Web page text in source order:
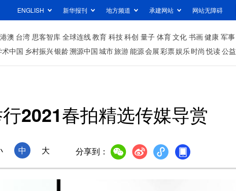
ENGLISH 新华报刊 地方频道 承建网站 网站无障碍
港澳 台湾 思客智库 全球连线教育 科技科创 量子 体育文化 书画健康 军事
术中国 乡村振兴银龄溯源中国城市旅游能源会展彩票娱乐时尚 悦读公益
2021春拍精选传媒导赏
中 大 分享到：